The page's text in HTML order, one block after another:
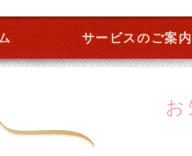
サービスのご案内
お